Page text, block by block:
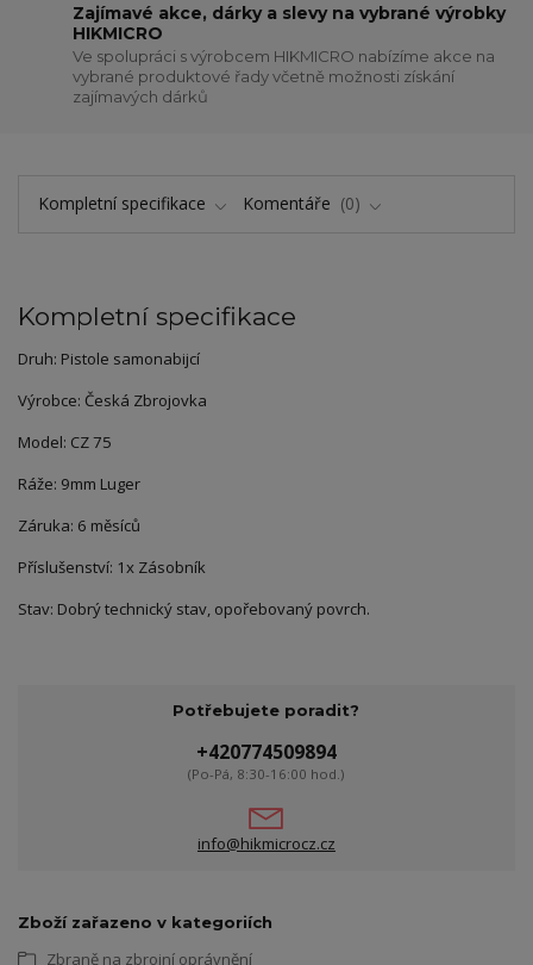
Zajímavé akce, dárky a slevy na vybrané výrobky
HIKMICRO
Ve spolupráci s výrobcem HIKMICRO nabízíme akce na
vybrané produktové řady včetně možnosti získání
zajímavých dárků
Kompletní specifikace Komentáře 0
Kompletní specifikace
Druh: Pistole samonabijcí
Výrobce: Česká Zbrojovka
Model: CZ 75
Ráže: 9mm Luger
Záruka: 6 měsíců
Příslušenství: 1x Zásobník
Stav: Dobrý technický stav, opořebovaný povrch.
Potřebujete poradit?
+420774509894
(Po-Pá, 8:30-16:00 hod.)
info@hikmicrocz.cz
Zboží zařazeno v kategoriích
Zbraně na zbrojní oprávnění